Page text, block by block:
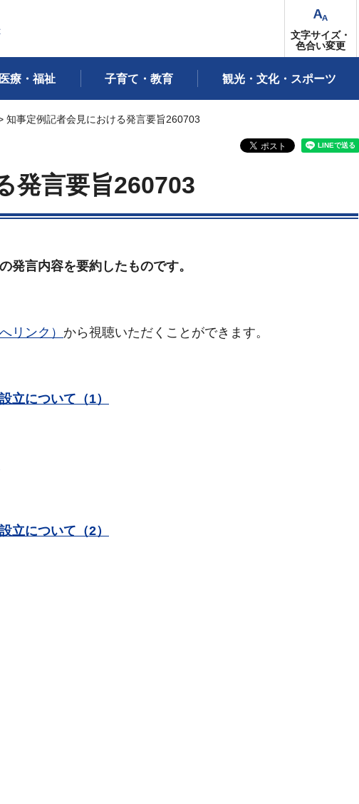
文字サイズ・
色合い変更
療・福祉 子育て・教育 観光・文化・スポーツ
知事定例記者会見における発言要旨260703
発言要旨260703
発言内容を要約したものです。
リンク） から視聴いただくことができます。
立について（1）
立について（2）